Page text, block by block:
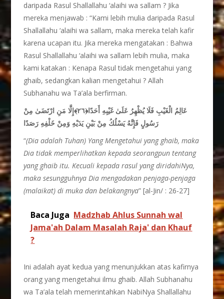
daripada Rasul Shallallahu ‘alaihi wa sallam ? Jika
mereka menjawab : “Kami lebih mulia daripada Rasul
Shallallahu ‘alaihi wa sallam, maka mereka telah kafir
karena ucapan itu. Jika mereka mengatakan : Bahwa
Rasul Shallallahu ‘alaihi wa sallam lebih mulia, maka
kami katakan : Kenapa Rasul tidak mengetahui yang
ghaib, sedangkan kalian mengetahui ? Allah
Subhanahu wa Ta’ala berfirman.
عَالِمُ الْغَيْبِ فَلَا يُظْهِرُ عَلَىٰ غَيْبِهِ أَحَدًا﴿٢٦﴾إِلَّا مَنِ ارْتَضَىٰ مِنْ
رَسُولٍ فَإِنَّهُ يَسْلُكُ مِنْ بَيْنِ يَدَيْهِ وَمِنْ خَلْفِهِ رَصَدًا
“(Dia adalah Tuhan) Yang Mengetahui yang ghaib, maka
Dia tidak memperlihatkan kepada seorangpun tentang
yang ghaib itu. Kecuali kepada rasul yang diridahiNya,
maka sesungguhnya Dia mengadakan penjaga-penjaga
(malaikat) di muka dan belakangnya” [al-Jin/ : 26-27]
Baca Juga Madzhab Ahlus Sunnah wal
Jama'ah Dalam Masalah Raja' dan Khauf
?
Ini adalah ayat kedua yang menunjukkan atas kafirnya
orang yang mengetahui ilmu ghaib. Allah Subhanahu
wa Ta’ala telah memerintahkan NabiNya Shallallahu